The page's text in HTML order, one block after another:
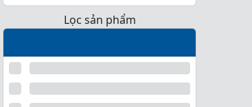
Lọc sản phẩm